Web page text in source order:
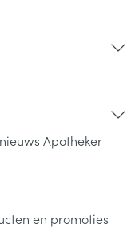
Apotheker
en promoties